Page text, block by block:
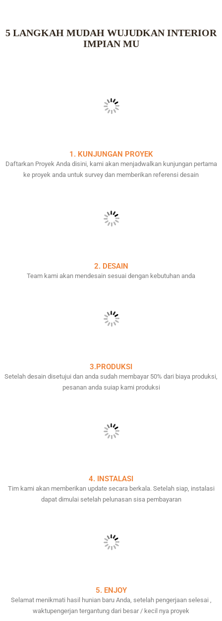
5 LANGKAH MUDAH WUJUDKAN INTERIOR
IMPIAN MU
1. KUNJUNGAN PROYEK
Daftarkan Proyek Anda disini, kami akan menjadwalkan kunjungan pertama
ke proyek anda untuk survey dan memberikan referensi desain
2. DESAIN
Team kami akan mendesain sesuai dengan kebutuhan anda
3.PRODUKSI
Setelah desain disetujui dan anda sudah membayar 50% dari biaya produksi,
pesanan anda suiap kami produksi
4. INSTALASI
Tim kami akan memberikan update secara berkala. Setelah siap, instalasi
dapat dimulai setelah pelunasan sisa pembayaran
5. ENJOY
Selamat menikmati hasil hunian baru Anda, setelah pengerjaan selesai ,
waktupengerjan tergantung dari besar / kecil nya proyek